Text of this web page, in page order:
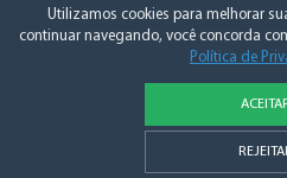
Política de
Utilizamos cookies para melhorar
continuar navegando, você concorda
Política de